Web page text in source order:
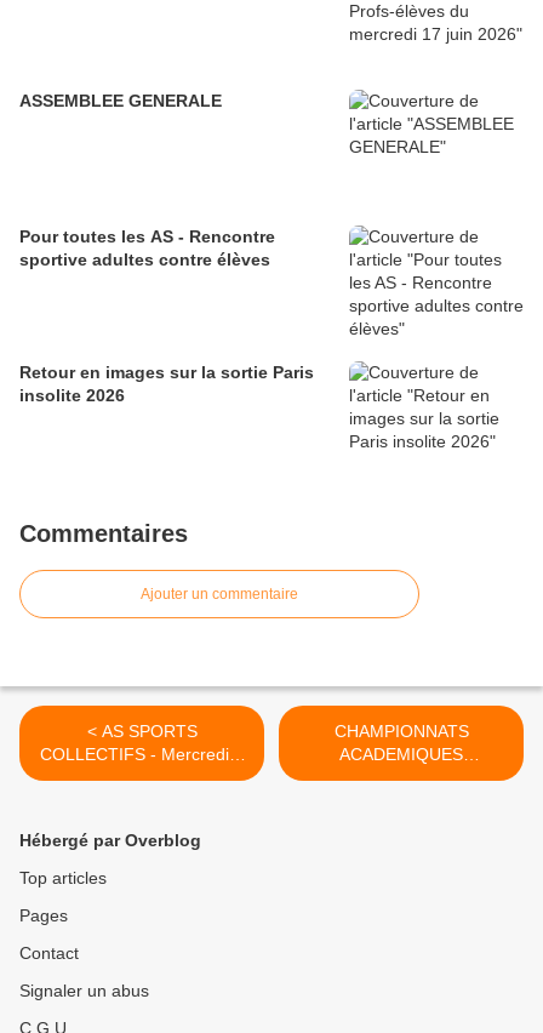
ASSEMBLEE GENERALE
Pour toutes les AS - Rencontre
sportive adultes contre élèves
Retour en images sur la sortie Paris
insolite 2026
Commentaires
Ajouter un commentaire
< AS SPORTS
COLLECTIFS - Mercredi 9
Décembre
CHAMPIONNATS
ACADEMIQUES
ATHLETISME EN SALLE >
Hébergé par Overblog
Top articles
Pages
Contact
Signaler un abus
C.G.U.